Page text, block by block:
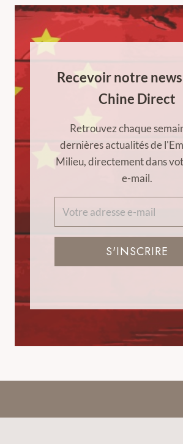
Recevoir notre
Chine Direct
Retrouvez chaque
dernières actualités de
Milieu, directement dans
e-mail.
S'INSCRIRE